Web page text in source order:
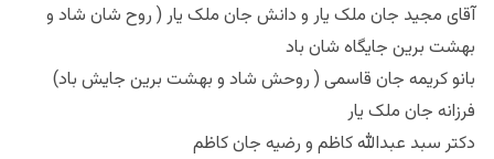
آقای مجید جان ملک یار و دانش جان ملک یار ( روح شان شاد و
بهشت برین جایگاه شان باد
بانو کریمه جان قاسمی ( روحش شاد و بهشت برین جایش باد)
فرزانه جان ملک یار
دکتر سبد عبدالله کاظم و رضیه جان کاظم